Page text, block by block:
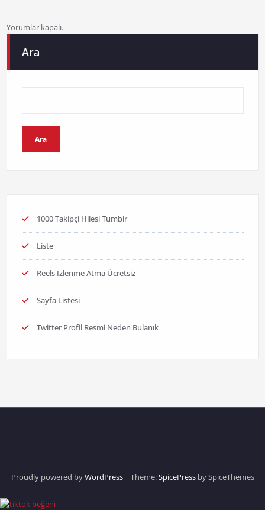
Yorumlar kapalı.
Ara
Ara
1000 Takipçi Hilesi Tumblr
Liste
Reels Izlenme Atma Ücretsiz
Sayfa Listesi
Twitter Profil Resmi Neden Bulanık
Proudly powered byWordPress| Theme:SpicePressby SpiceThemes